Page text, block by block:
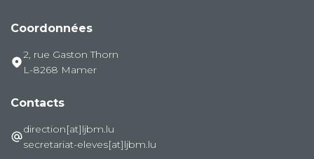
Coordonnées
2, rue Gaston Thorn
L-8268 Mamer
Contacts
direction[at]ljbm.lu
secretariat-eleves[at]ljbm.lu